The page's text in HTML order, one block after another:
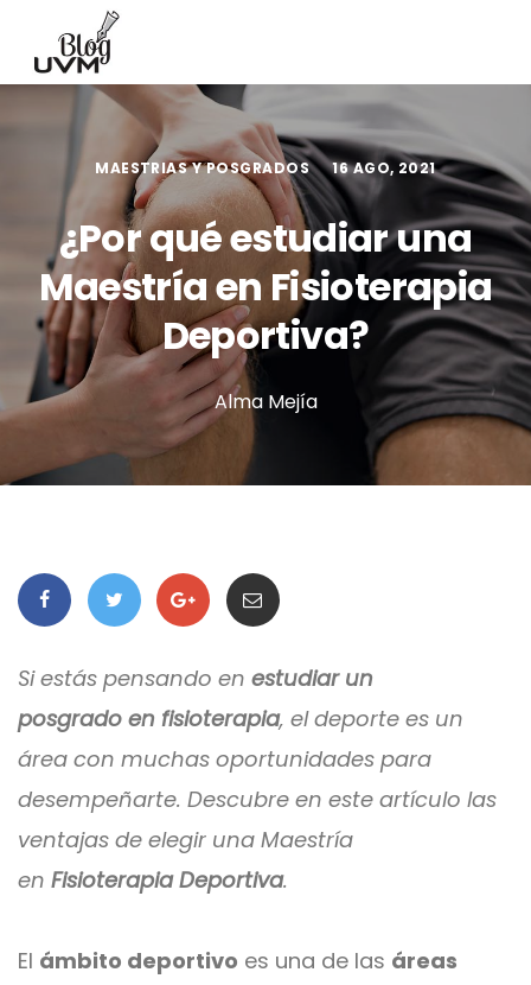
MAESTRIAS Y POSGRADOS 16 AGO, 2021
¿Por qué estudiar una
Maestría en Fisioterapia
Deportiva?
Alma Mejía
Si estás pensando en estudiar un
posgrado en fisioterapia, el deporte es un
área con muchas oportunidades para
desempeñarte. Descubre en este artículo las
ventajas de elegir una Maestría
en Fisioterapia Deportiva.
El ámbito deportivo es una de las áreas